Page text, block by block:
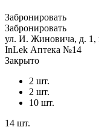
Забронировать
Забронировать
ул. И. Жиновича, д. 1,
InLek Аптека №14
Закрыто
2 шт.
2 шт.
10 шт.
14 шт.